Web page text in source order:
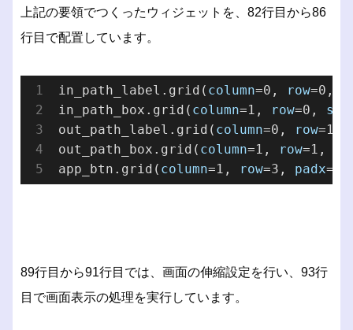
上記の要領でつくったウィジェットを、82行目から86
行目で配置しています。
in_path_label.grid( column=0, row=0,
in_path_box.grid( column=1, row=0,
out_path_label.grid( column=0, row=1,
out_path_box.grid( column=1, row=1,
app_btn.grid( column=1, row=3, padx
89行目から91行目では、画面の伸縮設定を行い、93行
目で画面表示の処理を実行しています。